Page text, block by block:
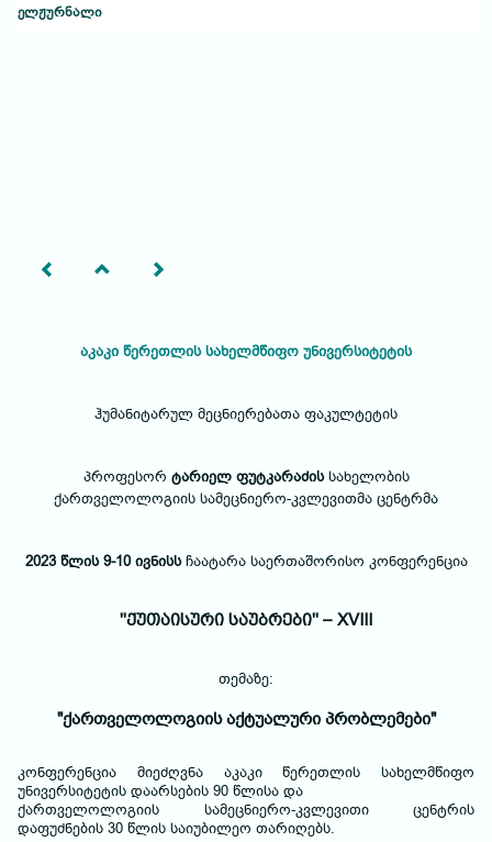
ელჟურნალი
აკაკი წერეთლის სახელმწიფო უნივერსიტეტის
ჰუმანიტარულ მეცნიერებათა ფაკულტეტის
პროფესორ ტარიელ ფუტკარაძისსახელობის
ქართველოლოგიის სამეცნიერო-კვლევითმა ცენტრმა
2023 წლის 9-10 ივნისსჩაატარა საერთაშორისო კონფერენცია
"ქუთაისური საუბრები" – XVIII
თემაზე:
"ქართველოლოგიის აქტუალური პრობლემები"
კონფერენცია მიეძღვნა აკაკი წერეთლის სახელმწიფო
უნივერსიტეტის დაარსების 90 წლისა და
ქართველოლოგიის სამეცნიერო-კვლევითი ცენტრის
დაფუძნების 30 წლის საიუბილეო თარიღებს.